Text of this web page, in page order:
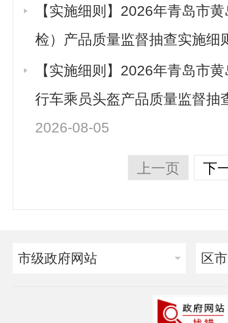
【实施细则】2026年青岛市
检）产品质量监督抽查实施细
【实施细则】2026年青岛市
行车乘员头盔产品质量监督抽
2026-08-05
上一页 下
市级政府网站 区